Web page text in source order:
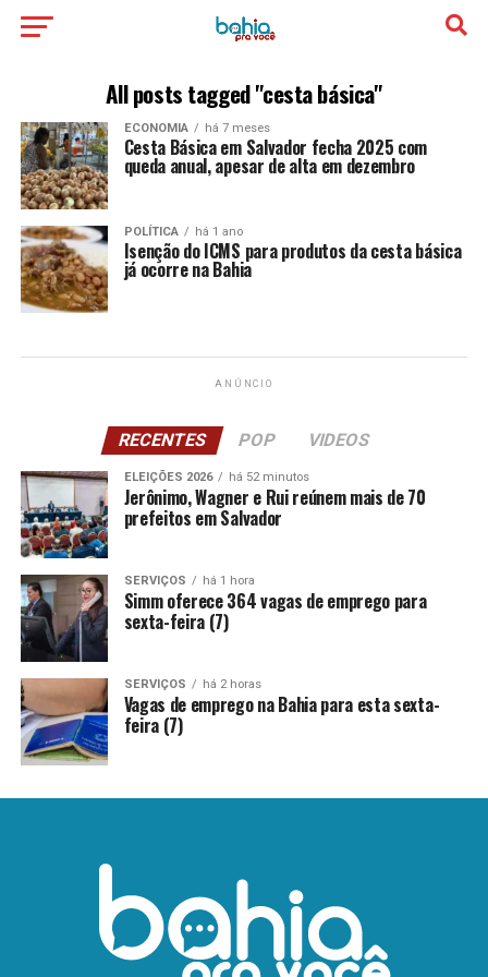
All posts tagged "cesta básica"
ECONOMIA há 7 meses
Cesta Básica em Salvador fecha 2025 com
queda anual, apesar de alta em dezembro
POLÍTICA há 1 ano
Isenção do ICMS para produtos da cesta básica
já ocorre na Bahia
ANÚNCIO
RECENTES POP VIDEOS
ELEIÇÕES 2026 há 52 minutos
Jerônimo, Wagner e Rui reúnem mais de 70
prefeitos em Salvador
SERVIÇOS há 1 hora
Simm oferece 364 vagas de emprego para
sexta-feira (7)
SERVIÇOS há 2 horas
Vagas de emprego na Bahia para esta sexta-
feira (7)